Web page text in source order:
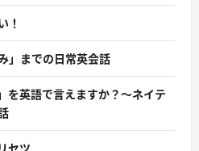
！
」までの日常英会話
を英語で言えますか？〜ネイテ